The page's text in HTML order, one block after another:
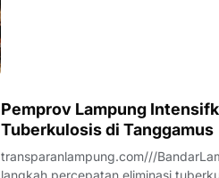
Pemprov Lampung
Tuberkulosis di Tanggamus
transparanlampung.com///
langkah percepatan eliminasi